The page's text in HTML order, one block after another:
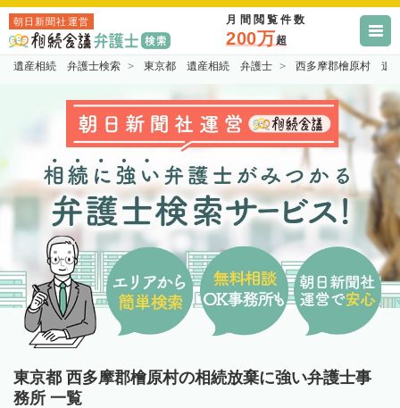
朝日新聞社運営 月間閲覧件数
200万超
遺産相続 弁護士検索 東京都 遺産相続 弁護士 西多摩郡檜原村 遺
東京都 西多摩郡檜原村の相続放棄に強い弁護士事
務所 一覧